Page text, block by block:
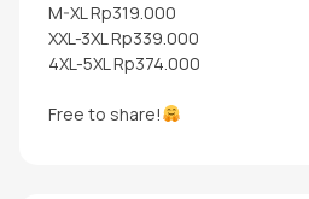
M-XL Rp319.000
XXL-3XL Rp339.000
4XL-5XL Rp374.000
Free to share!